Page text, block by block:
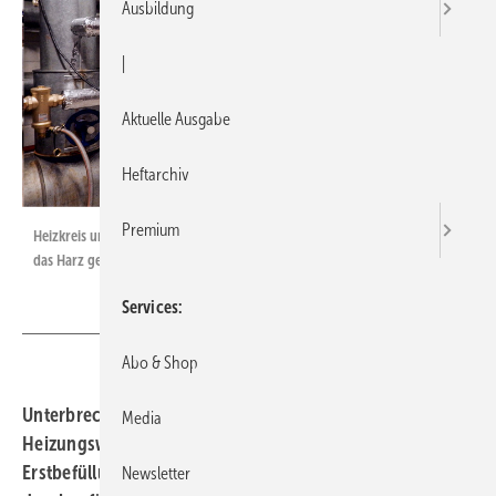
Heizkreis um Heizkreis wurde im Umlaufverfahren entsalzt und durch
das Harz gefiltert.
Unterbrechungsfrei aufbereiten
Heizungswasseraufbereitung nicht bereits bei der
Erstbefüllung, kann sie nachträglich im Umlaufverfahren
Ausbildung
Aktuelle Ausgabe
Heftarchiv
Premium
Services
Abo & Shop
Media
Newsletter